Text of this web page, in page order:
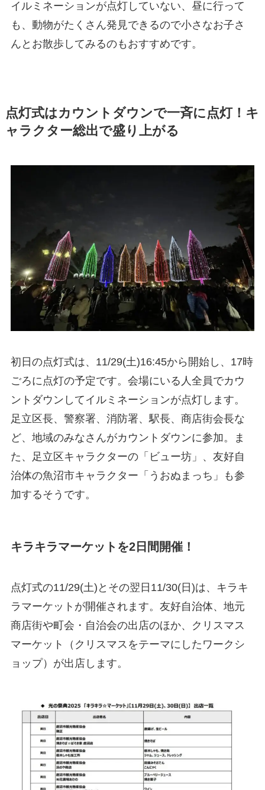
イルミネーションが点灯していない、昼に行って
も、動物がたくさん発見できるので小さなお子さ
んとお散歩してみるのもおすすめです。
点灯式はカウントダウンで一斉に点灯！キ
ャラクター総出で盛り上がる
初日の点灯式は、11/29(土)16:45から開始し、17時
ごろに点灯の予定です。会場にいる人全員でカウ
ントダウンしてイルミネーションが点灯します。
足立区長、警察署、消防署、駅長、商店街会長な
ど、地域のみなさんがカウントダウンに参加。ま
た、足立区キャラクターの「ビュー坊」、友好自
治体の魚沼市キャラクター「うおぬまっち」も参
加するそうです。
キラキラマーケットを2日間開催！
点灯式の11/29(土)とその翌日11/30(日)は、キラキ
ラマーケットが開催されます。友好自治体、地元
商店街や町会・自治会の出店のほか、クリスマス
マーケット（クリスマスをテーマにしたワークシ
ョップ）が出店します。